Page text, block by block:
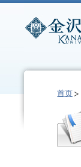
首页